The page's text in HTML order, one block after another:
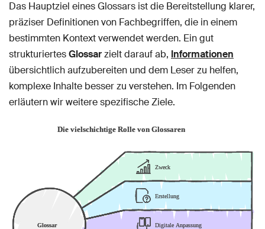
Das Hauptziel eines Glossars ist die Bereitstellung klarer,
präziser Definitionen von Fachbegriffen, die in einem
bestimmten Kontext verwendet werden. Ein gut
strukturiertesGlossarzielt darauf ab, Informationen
übersichtlich aufzubereiten und dem Leser zu helfen,
komplexe Inhalte besser zu verstehen. Im Folgenden
erläutern wir weitere spezifische Ziele.